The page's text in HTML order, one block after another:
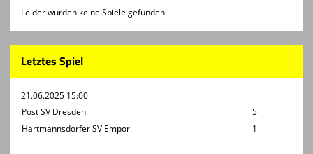
Leider wurden keine Spiele gefunden.
Letztes Spiel
21.06.2025 15:00
Post SV Dresden
5
Hartmannsdorfer SV Empor
1